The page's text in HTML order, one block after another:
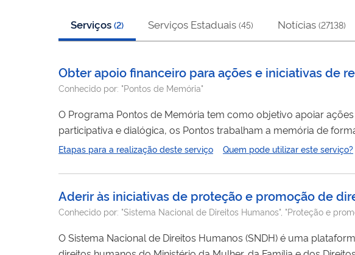
Serviços (2) Serviços Estaduais (45) Notícias (27138)
Obter apoio financeiro para ações e iniciativas de
Conhecido por: "Pontos de Memória"
O Programa Pontos de Memória tem como objetivo apoiar
participativa e dialógica, os Pontos trabalham a memória de
quais elegem aspectos do passado de acordo com as
protagonismo comunitário e concebem o museu como
Etapas para a realização deste serviço Quem pode utilizar este serviço?
Aderir às iniciativas de proteção e promoção de
Conhecido por: "Sistema Nacional de Direitos Humanos", "Proteção e
O Sistema Nacional de Direitos Humanos (SNDH) é uma